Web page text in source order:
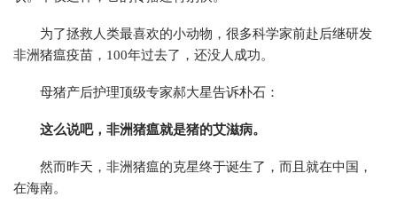
为了拯救人类最喜欢的小动物，很多科学家前赴后继研发
非洲猪瘟疫苗，100年过去了，还没人成功。
母猪产后护理顶级专家郝大星告诉朴石：
这么说吧，非洲猪瘟就是猪的艾滋病。
然而昨天，非洲猪瘟的克星终于诞生了，而且就在中国，
在海南。